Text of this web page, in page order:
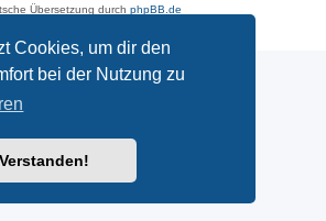
Cookies, um dir den
bei der Nutzung zu
Verstanden!
Übersetzung durch phpBB.de